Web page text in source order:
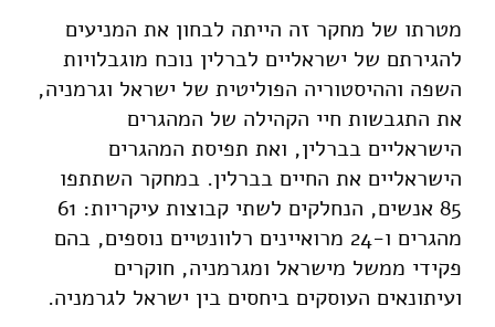
מטרתו של מחקר זה הייתה לבחון את המניעים
להגירתם של ישראליים לברלין נוכח מוגבלויות
השפה וההיסטוריה הפוליטית של ישראל וגרמניה,
את התגבשות חיי הקהילה של המהגרים
הישראליים בברלין, ואת תפיסת המהגרים
הישראליים את החיים בברלין. במחקר השתתפו
85 אנשים, הנחלקים לשתי קבוצות עיקריות: 61
מהגרים ו-24 מרואיינים רלוונטיים נוספים, בהם
פקידי ממשל מישראל ומגרמניה, חוקרים
ועיתונאים העוסקים ביחסים בין ישראל לגרמניה.